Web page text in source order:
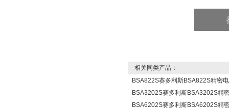
相关同类产品：
BSA822S赛多利斯BSA822S精密
BSA3202S赛多利斯BSA3202S精
BSA6202S赛多利斯BSA6202S精